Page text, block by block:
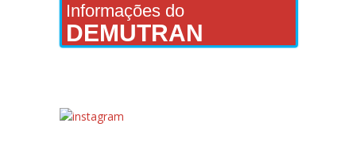
Informações do
DEMUTRAN